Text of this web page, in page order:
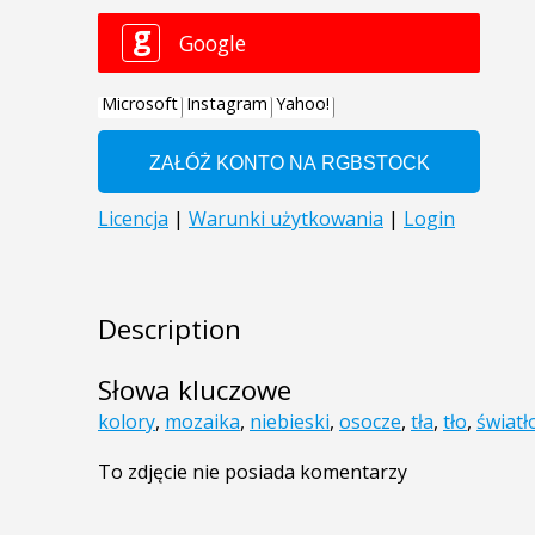
Description
Słowa kluczowe
kolory, mozaika, niebieski, osocze, tła, tło,
To zdjęcie nie posiada komentarzy